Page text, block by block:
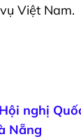
Việt Nam.
nghị
Nẵng